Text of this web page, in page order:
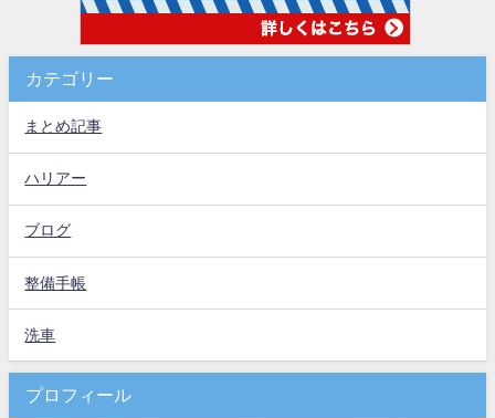
カテゴリー
まとめ記事
ハリアー
ブログ
整備手帳
洗車
プロフィール